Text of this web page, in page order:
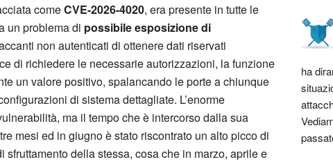
comeCVE-2026-4020, era presente in tutte le
un problema di possibileesposizione di
non autenticati di ottenere dati riservati
di richiedere le necessarie autorizzazioni, la funzione
un valore positivo, spalancando le porte a chiunque
di sistema dettagliate. L’enorme
ma il tempo che è intercorso dalla sua
mesi ed in giugno è stato riscontrato un alto picco di
della stessa, cosa che in marzo, aprile e
ha